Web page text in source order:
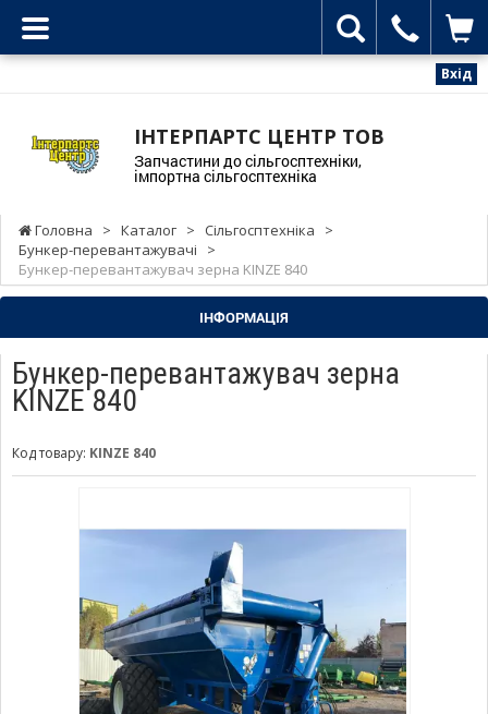
Вхід
ІНТЕРПАРТС ЦЕНТР ТОВ
Запчастини до сільгосптехніки,
імпортна сільгосптехніка
Головна > Каталог > Сільгосптехніка
>
Бункер-перевантажувачі
>
Бункер-перевантажувач зерна KINZE 840
ІНФОРМАЦІЯ
Бункер-перевантажувач зерна
KINZE 840
Код товару: KINZE 840